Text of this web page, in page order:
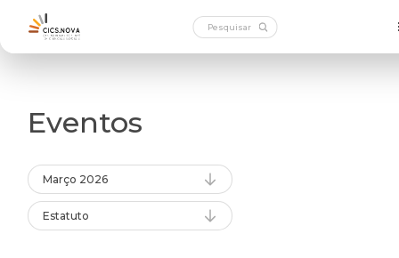
Eventos
Março 2026
Estatuto